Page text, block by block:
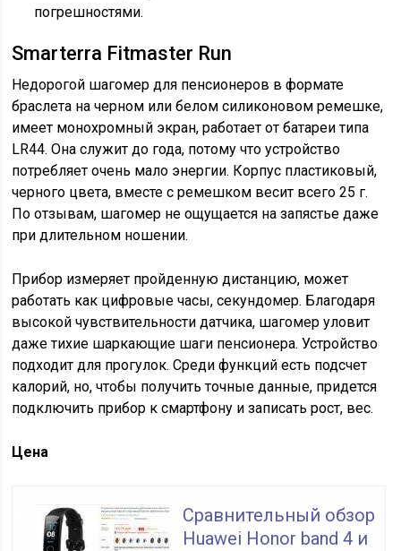
погрешностями.
Smarterra Fitmaster Run
Недорогой шагомер для пенсионеров в формате
браслета на черном или белом силиконовом ремешке,
имеет монохромный экран, работает от батареи типа
LR44. Она служит до года, потому что устройство
потребляет очень мало энергии. Корпус пластиковый,
черного цвета, вместе с ремешком весит всего 25 г.
По отзывам, шагомер не ощущается на запястье даже
при длительном ношении.
Прибор измеряет пройденную дистанцию, может
работать как цифровые часы, секундомер. Благодаря
высокой чувствительности датчика, шагомер уловит
даже тихие шаркающие шаги пенсионера. Устройство
подходит для прогулок. Среди функций есть подсчет
калорий, но, чтобы получить точные данные, придется
подключить прибор к смартфону и записать рост, вес.
Цена
Сравнительный обзор
Huawei Honor band 4 и